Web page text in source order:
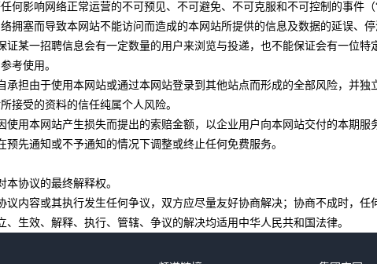
何影响网络正常运营的不可预见、不可避免、不可克服和不可控制的事件
拥塞而导致本网站不能访问而造成的本网站所提供的信息及数据的延误、
证某一招聘信息会有一定数量的用户来浏览与投递，也不能保证会有一位
考使用。
承担由于使用本网站或通过本网站登录到其他站点而形成的全部风险，并
接受的资料的信任纯属个人风险。
使用本网站产生损失而提出的索赔金额，以企业用户向本网站交付的本期服
预先通知或不予通知的情况下调整或终止任何免费服务。
本协议的最终解释权。
议内容或其执行发生任何争议，双方应尽量友好协商解决；协商不成时，任
、生效、解释、执行、管辖、争议的解决均适用中华人民共和国法律。